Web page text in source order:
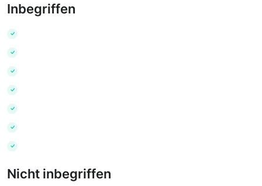
Inbegriffen
Nicht inbegriffen